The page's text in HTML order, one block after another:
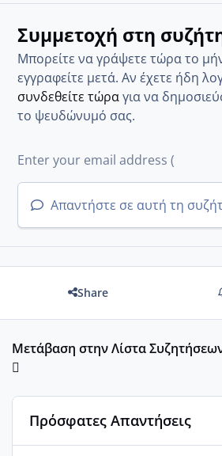
Συμμετοχή στη
Μπορείτε να γράψετε τώρα το
εγγραφείτε μετά. Αν έχετε ήδη
συνδεθείτε τώραγια να
το ψευδώνυμό σας.
Απαντήστε σε αυτή τη
Share
Μετάβαση στην Λίστα
Πρόσφατες Απαντήσεις